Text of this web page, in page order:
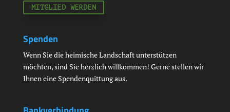
MITGLIED WERDEN
Spenden
Wenn Sie die heimische Landschaft unterstützen
möchten, sind Sie herzlich willkommen! Gerne stellen wir
Ihnen eine Spendenquittung aus.